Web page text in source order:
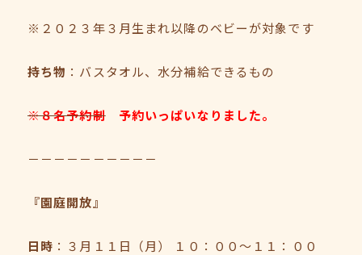
※２０２３年３月生まれ以降のベビーが対象です
持ち物 ：バスタオル、水分補給できるもの
※８名予約制 予約いっぱいなりました。
－－－－－－－－－－
『園庭開放』
日時 ：３月１１日（月） １０：００～１１：００